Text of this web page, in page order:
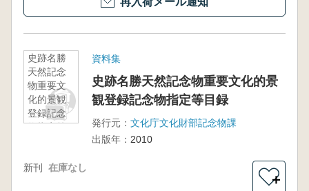
史跡名勝
天然記念
物重要文
化的景観
登録記念
物指定等
資料集
史跡名勝天然記念物重要文化的景
観登録記念物指定等目録
発行元： 文化庁文化財部記念物課
出版年： 2010
新刊 在庫なし
＋